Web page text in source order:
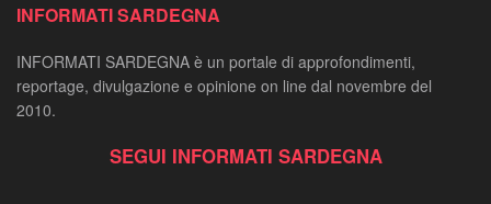
INFORMATI SARDEGNA
INFORMATI SARDEGNA è un portale di approfondimenti,
reportage, divulgazione e opinione on line dal novembre del
2010.
SEGUI INFORMATI SARDEGNA